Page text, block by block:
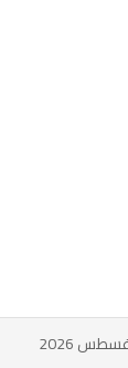
2026